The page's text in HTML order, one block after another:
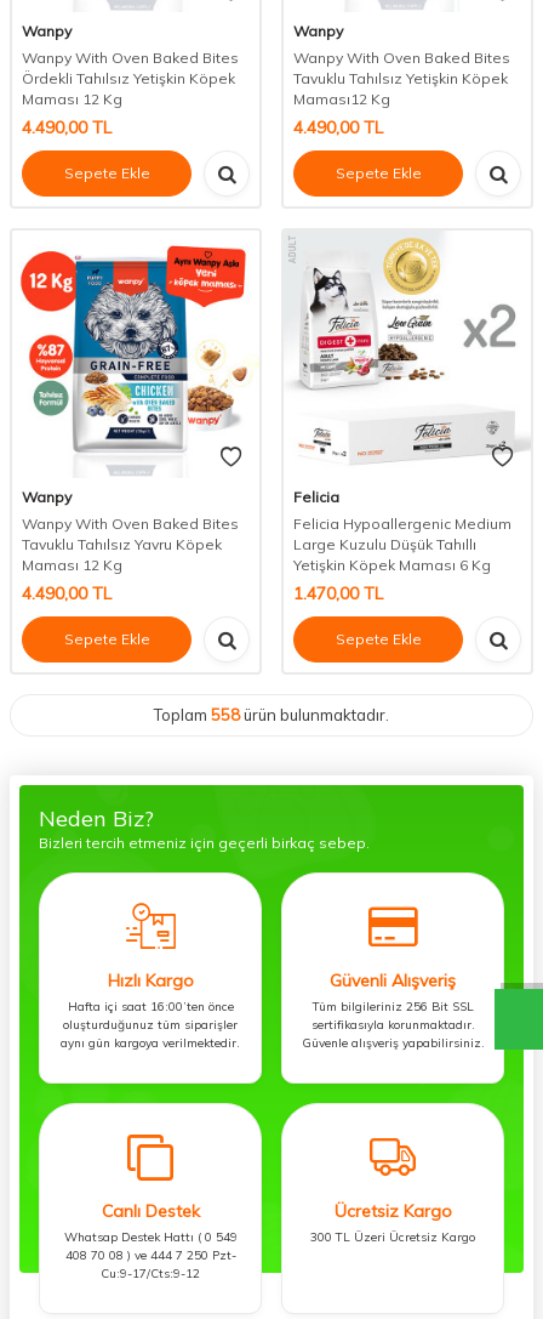
Wanpy
Wanpy With Oven Baked Bites
Ördekli Tahılsız Yetişkin Köpek
Maması 12 Kg
4.490,00TL
Sepete Ekle
Wanpy
Wanpy With Oven Baked Bites
Tavuklu Tahılsız Yetişkin Köpek
Maması12 Kg
4.490,00TL
Sepete Ekle
Wanpy
Wanpy With Oven Baked Bites
Tavuklu Tahılsız Yavru Köpek
Maması 12 Kg
4.490,00TL
Sepete Ekle
Felicia
Felicia Hypoallergenic Medium
Large Kuzulu Düşük Tahıllı
Yetişkin Köpek Maması 6 Kg
1.470,00TL
Sepete Ekle
Toplam 558ürün bulunmaktadır.
Neden Biz?
Bizleri tercih etmeniz için geçerli birkaç sebep.
Hızlı Kargo
Hafta içi saat 16:00’ten önce
oluşturduğunuz tüm siparişler
aynı gün kargoya verilmektedir.
Güvenli Alışveriş
Tüm bilgileriniz 256 Bit SSL
sertifikasıyla korunmaktadır.
Güvenle alışveriş yapabilirsiniz.
Canlı Destek
Whatsap Destek Hattı ( 0 549
408 70 08 ) ve 444 7 250 Pzt-
Cu:9-17/Cts:9-12
Ücretsiz Kargo
300 TL Üzeri Ücretsiz Kargo